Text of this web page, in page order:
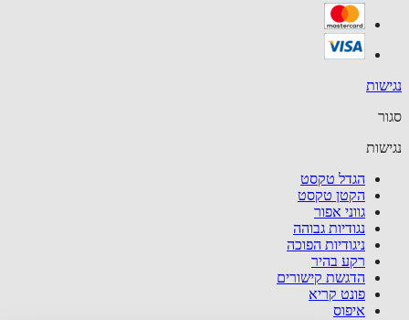
הגדל טקסט
הקטן טקסט
גווני אפור
נגודיות גבוהה
ניגודיות הפוכה
רקע בהיר
הדגשת קישורים
פונט קריא
איפוס